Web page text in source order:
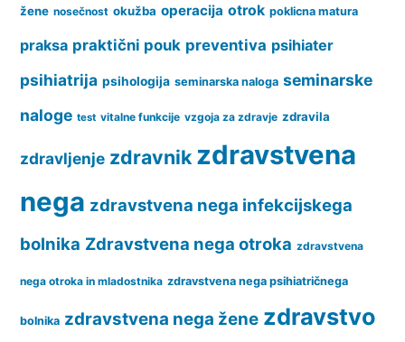
žene nosečnost okužba operacija otrok poklicna matura
praksa praktični pouk preventiva psihiater
psihiatrija psihologija seminarska naloga seminarske
naloge test vitalne funkcije vzgoja za zdravje zdravila
zdravljenje zdravnik zdravstvena
nega zdravstvena nega infekcijskega
bolnika Zdravstvena nega otroka zdravstvena
nega otroka in mladostnika zdravstvena nega psihiatričnega
bolnika zdravstvena nega žene zdravstvo